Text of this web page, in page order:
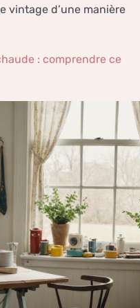
vintage d’une manière
: comprendre ce